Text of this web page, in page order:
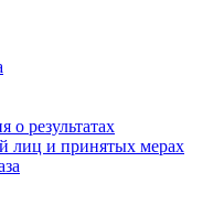
результатах
лиц и принятых мерах